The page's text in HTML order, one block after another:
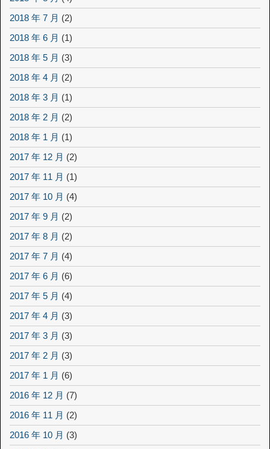
2018 年 7 月 (2)
2018 年 6 月 (1)
2018 年 5 月 (3)
2018 年 4 月 (2)
2018 年 3 月 (1)
2018 年 2 月 (2)
2018 年 1 月 (1)
2017 年 12 月 (2)
2017 年 11 月 (1)
2017 年 10 月 (4)
2017 年 9 月 (2)
2017 年 8 月 (2)
2017 年 7 月 (4)
2017 年 6 月 (6)
2017 年 5 月 (4)
2017 年 4 月 (3)
2017 年 3 月 (3)
2017 年 2 月 (3)
2017 年 1 月 (6)
2016 年 12 月 (7)
2016 年 11 月 (2)
2016 年 10 月 (3)